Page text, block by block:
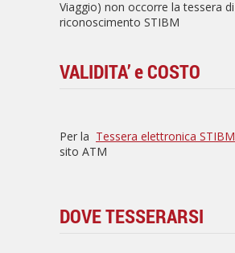
Viaggio) non occorre la tessera di
riconoscimento STIBM
VALIDITA’ e COSTO
Per la Tessera elettronica STIBM
sito ATM
DOVE TESSERARSI